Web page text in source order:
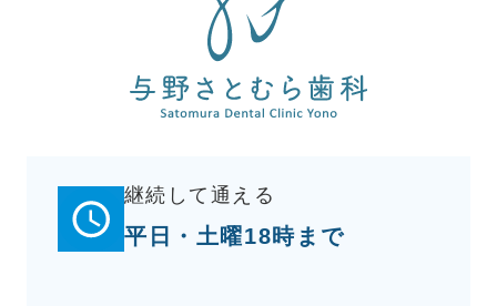
継続して通える
平日・土曜18時まで